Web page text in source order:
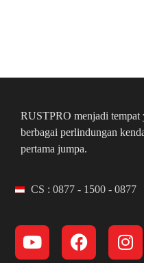
RUSTPRO menjadi tempat
berbagai perlindungan
pertama jumpa.
CS : 0877 - 1500 - 0877